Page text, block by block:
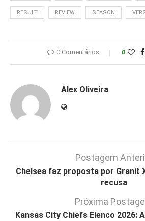
RESULT REVIEW SEASON
0 Comentários 0
Alex Oliveira
Postagem
Chelsea faz proposta por Granit
recusa
Próxima
Kansas City Chiefs Elenco 2026: